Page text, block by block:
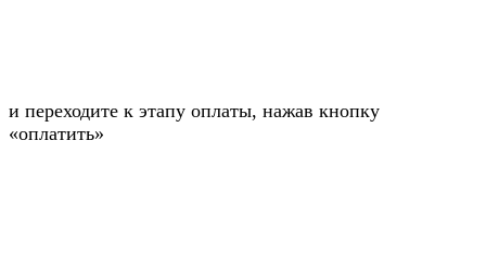
и переходите к этапу оплаты, нажав кнопку
«оплатить»